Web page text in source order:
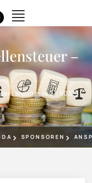
–
Landstrasse 27, 60329
SPONSOREN